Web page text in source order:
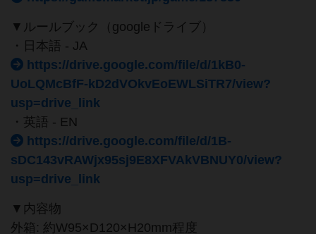
▼ルールブック（googleドライブ）
・日本語 - JA
https://drive.google.com/file/d/1kB0-
UoLQMcBfF-kD2dVOkvEoEWLSiTR7/view?
usp=drive_link
・英語 - EN
https://drive.google.com/file/d/1B-
sDC143vRAWjx95sj9E8XFVAkVBNUY0/view?
usp=drive_link
▼内容物
外箱: 約W95×D120×H20mm程度